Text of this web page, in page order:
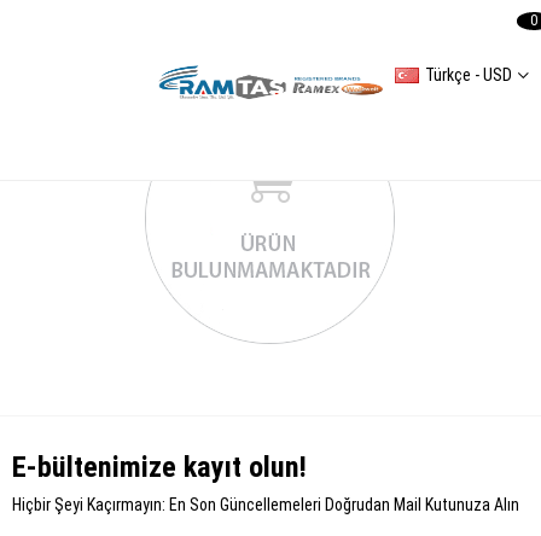
Türkçe - USD
0
E-bültenimize kayıt olun!
Hiçbir Şeyi Kaçırmayın: En Son Güncellemeleri Doğrudan Mail Kutunuza Alın